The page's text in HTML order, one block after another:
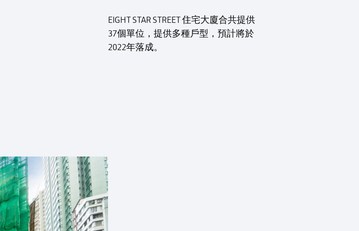
EIGHT STAR STREET 住宅大廈合共提供
37個單位，提供多種戶型，預計將於
2022年落成。